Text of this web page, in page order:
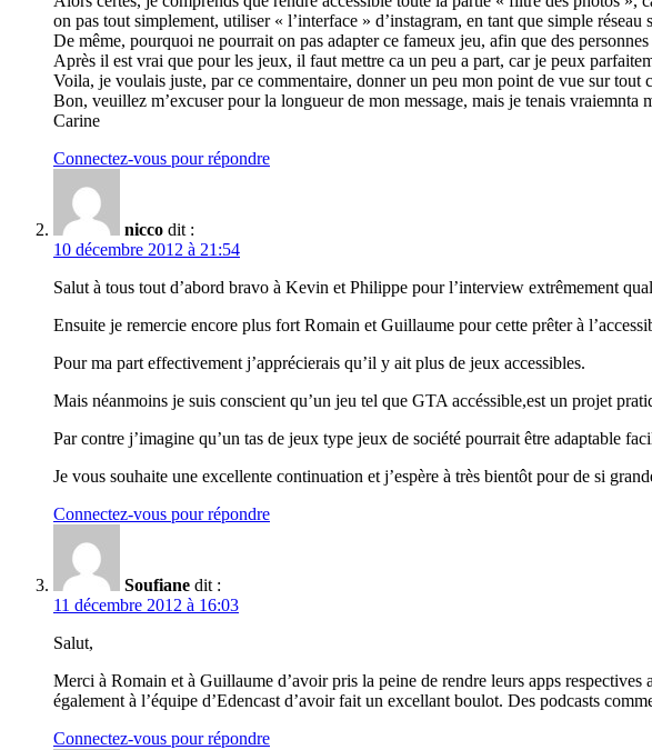
on pas tout simplement, utiliser « l’interface » d’instagram, en tant que simple
De même, pourquoi ne pourrait on pas adapter ce fameux jeu, afin que des
Après il est vrai que pour les jeux, il faut mettre ca un peu a part, car je peux
Voila, je voulais juste, par ce commentaire, donner un peu mon point de vue sur tout
Bon, veuillez m’excuser pour la longueur de mon message, mais je tenais vraiemnta
Carine
Connectez-vous pour répondre
nicco dit :
10 décembre 2012 à 21:54
Salut à tous tout d’abord bravo à Kevin et Philippe pour l’interview extrêmement
Ensuite je remercie encore plus fort Romain et Guillaume pour cette prêter à
Pour ma part effectivement j’apprécierais qu’il y ait plus de jeux accessibles.
Mais néanmoins je suis conscient qu’un jeu tel que GTA accéssible,est un projet
Par contre j’imagine qu’un tas de jeux type jeux de société pourrait être adaptable
Je vous souhaite une excellente continuation et j’espère à très bientôt pour de si
Connectez-vous pour répondre
Soufiane dit :
11 décembre 2012 à 16:03
Salut,
Merci à Romain et à Guillaume d’avoir pris la peine de rendre leurs apps
également à l’équipe d’Edencast d’avoir fait un excellant boulot. Des podcasts
Connectez-vous pour répondre